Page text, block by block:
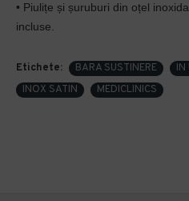
• Piulițe și șuruburi din oțel
incluse.
Etichete: BARA SUSTINERE
IN
INOX SATIN
MEDICLINICS